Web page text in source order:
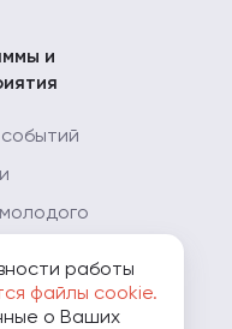
и
- Мой
работы
файлы cookie.
о Ваших